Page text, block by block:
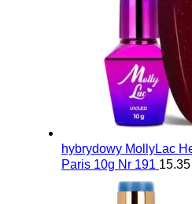
hybrydowy MollyLac
Paris 10g Nr 191 15.35